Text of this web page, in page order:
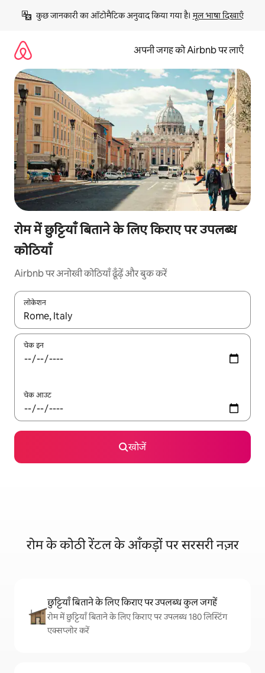
छोड़कर
कॉन्टेंट
कुछ जानकारी का ऑटोमैटिक अनुवाद किया गया है। मूल भाषा दिखाएँ
अपनी जगह को Airbnb पर लाएँ
रोम में छुट्टियाँ बिताने के लिए किराए पर उपलब्ध
कोठियाँ
Airbnb पर अनोखी कोठियाँ ढूँढ़ें और बुक करें
लोकेशन
नतीजों के उपलब्ध होने पर, अप और डाउन 'ऐरो की' का इस्तेमाल करके नेविगेट
चेक इन
चेक आउट
खोजें
रोम के कोठी रेंटल के आँकड़ों पर सरसरी नज़र
छुट्टियाँ बिताने के लिए किराए पर उपलब्ध कुल जगहें
रोम में छुट्टियाँ बिताने के लिए किराए पर उपलब्ध 180 लिस्टिंग
एक्सप्लोर करें